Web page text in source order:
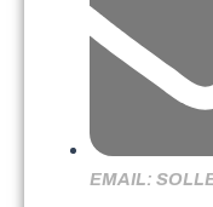
EMAIL: